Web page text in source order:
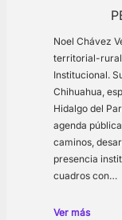
Noel Chávez
territorial-rural
Institucional.
Chihuahua,
Hidalgo del
agenda
caminos,
presencia
cuadros con…
Ver más